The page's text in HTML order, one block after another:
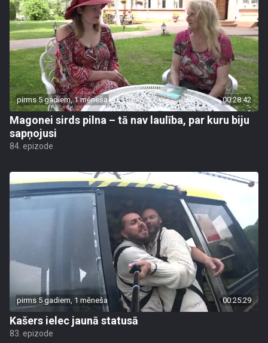
pirms 5 gadiem, 1 mēneša 00:28:42
Magonei sirds pilna – tā nav laulība, par kuru biju
sapņojusi
84. epizode
pirms 5 gadiem, 1 mēneša 00:25:29
Kašers ielec jaunā statusā
83. epizode